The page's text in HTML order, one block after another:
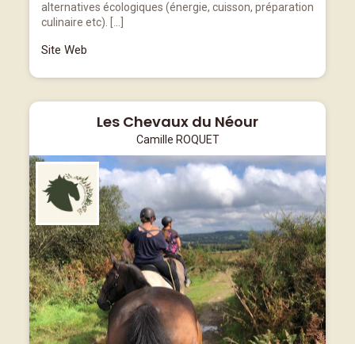
alternatives écologiques (énergie, cuisson, préparation
culinaire etc). […]
Site Web
Les Chevaux du Néour
Camille ROQUET